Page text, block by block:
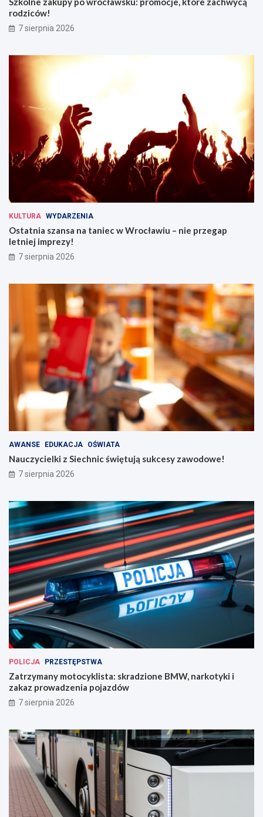
rodziców!
7 sierpnia 2026
KULTURA WYDARZENIA
Ostatnia szansa na taniec w Wrocławiu – nie przegap
letniej imprezy!
7 sierpnia 2026
AWANSE EDUKACJA OŚWIATA
Nauczycielki z Siechnic świętują sukcesy zawodowe!
7 sierpnia 2026
POLICJA PRZESTĘPSTWA
Zatrzymany motocyklista: skradzione BMW, narkotyki i
zakaz prowadzenia pojazdów
7 sierpnia 2026